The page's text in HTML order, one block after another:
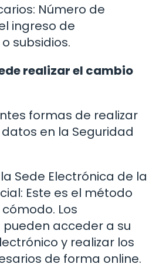
Número de
ingreso de
subsidios.
realizar el cambio
formas de realizar
en la Seguridad
Sede Electrónica de la
Este es el método
Los
acceder a su
y realizar los
de forma online.